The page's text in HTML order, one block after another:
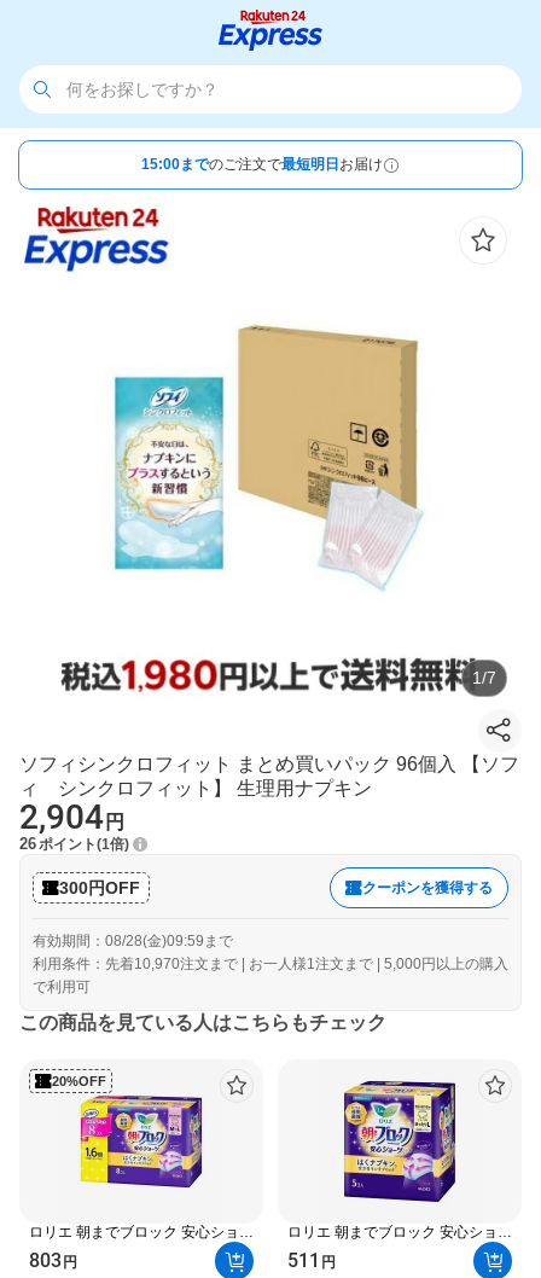
15:00までのご注文で最短明日 お届け
1/7
ソフィシンクロフィット まとめ買いパック 96個入 【ソフ
ィ シンクロフィット】 生理用ナプキン
2,904 円
26ポイント 1倍
300円OFF クーポンを獲得する
有効期間：08/28(金)09:59まで
利用条件：先着10,970注文まで | お一人様1注文まで | 5,000円以上の購入
で利用可
この商品を見ている人はこちらもチェック
20%OFF
ロリエ 朝までブロック 安心ショー
ツ 8個入 【ロリエ】 生理用ナプキ
ン
803円
ロリエ 朝までブロック 安心ショー
ツ ゆったりL 5個入 【ロリエ】 シ
ョーツタイプナプキン
511 円